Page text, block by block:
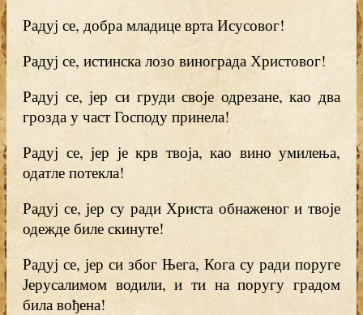
Радуј се, добра младице врта Исусовог!
Радуј се, истинска лозо винограда Христовог!
Радуј се, јер си груди своје одрезане, као два
грозда у част Господу принела!
Радуј се, јер је крв твоја, као вино умилења,
одатле потекла!
Радуј се, јер су ради Христа обнаженог и твоје
одежде биле скинуте!
Радуј се, јер си због Њега, Кога су ради поруге
Јерусалимом водили, и ти на поругу градом
била вођена!